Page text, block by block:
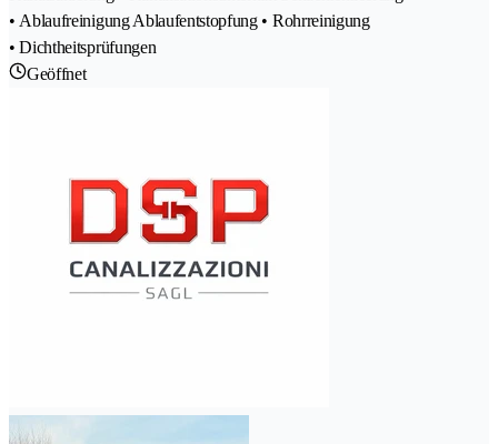
• Ablaufreinigung Ablaufentstopfung • Rohrreinigung
• Dichtheitsprüfungen
Geöffnet